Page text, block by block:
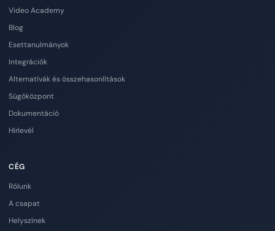
Video Academy
Blog
Esettanulmányok
Integrációk
Alternatívák és összehasonlítások
Súgóközpont
Dokumentáció
Hírlevél
CÉG
Rólunk
A csapat
Helyszínek